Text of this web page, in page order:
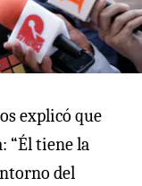
explicó que
“Él tiene la
del